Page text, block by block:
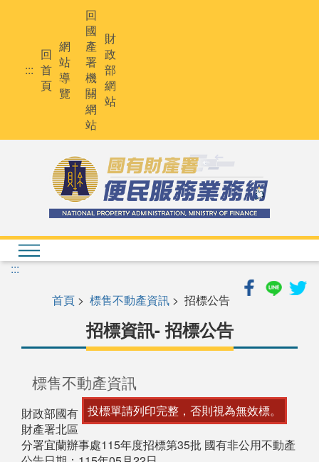
:::
回
首
頁
網
站
導
覽
回
國
產
署
機
關
網
站
財
政
部
網
站
:::
首頁 > 標售不動產資訊 > 招標公告
招標資訊- 招標公告
標售不動產資訊
投標單請列印完整，否則視為無效標。
財政部國有
財產署北區
分署宜蘭辦事處115年度招標第35批 國有非公用不動產